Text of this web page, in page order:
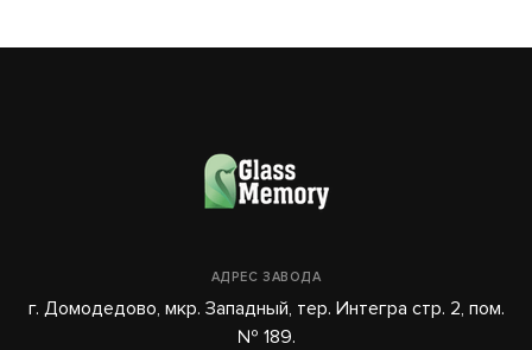
АДРЕС ЗАВОДА
г. Домодедово, мкр. Западный, тер. Интегра стр. 2, пом.
№ 189.